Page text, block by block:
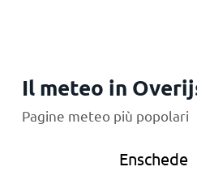
Il meteo in
Pagine meteo più popolari